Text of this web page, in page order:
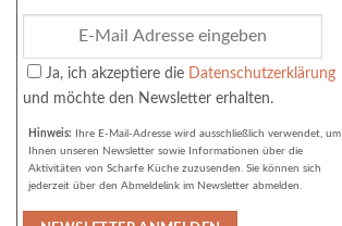
Ja, ich akzeptiere die
Datenschutzerklärung
und möchte den Newsletter erhalten.
Hinweis: Ihre E-Mail-Adresse wird ausschließlich verwendet, um
Ihnen unseren Newsletter sowie Informationen über die
Aktivitäten von Scharfe Küche zuzusenden. Sie können sich
jederzeit über den Abmeldelink im Newsletter abmelden.